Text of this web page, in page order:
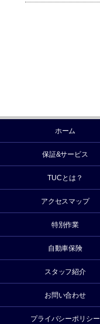
ホーム
保証&サービス
TUCとは？
アクセスマップ
特別作業
自動車保険
スタッフ紹介
お問い合わせ
プライバシーポリシー